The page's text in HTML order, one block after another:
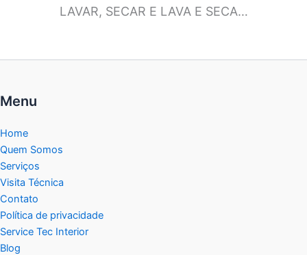
LAVAR, SECAR E LAVA E SECA…
Menu
Home
Quem Somos
Serviços
Visita Técnica
Contato
Política de privacidade
Service Tec Interior
Blog